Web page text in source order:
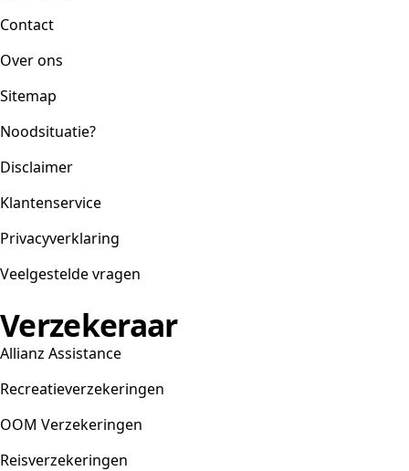
Contact
Over ons
Sitemap
Noodsituatie?
Disclaimer
Klantenservice
Privacyverklaring
Veelgestelde vragen
Verzekeraar
Allianz Assistance
Recreatieverzekeringen
OOM Verzekeringen
Reisverzekeringen